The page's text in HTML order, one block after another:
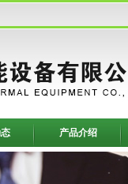
产品介绍